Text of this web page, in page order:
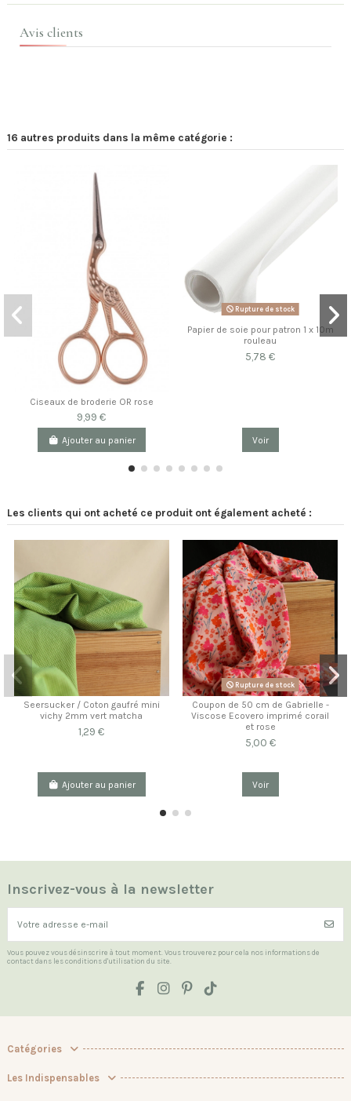
Avis clients
16 autres produits dans la même catégorie :
Ciseaux de broderie OR rose
9,99 €
Ajouter au panier
Rupture de stock
Papier de soie pour patron 1 x 10m
rouleau
5,78 €
Voir
Les clients qui ont acheté ce produit ont également acheté :
Seersucker / Coton gaufré mini
vichy 2mm vert matcha
1,29 €
Ajouter au panier
Rupture de stock
Coupon de 50 cm de Gabrielle -
Viscose Ecovero imprimé corail
et rose
5,00 €
Voir
Inscrivez-vous à la newsletter
Vous pouvez vous désinscrire à tout moment. Vous trouverez pour cela nos informations de
contact dans les conditions d'utilisation du site.
Catégories
Les Indispensables